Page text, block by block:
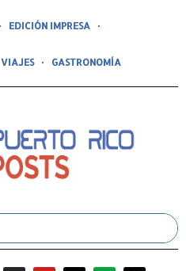
EDICIÓN IMPRESA
VIAJES GASTRONOMÍA